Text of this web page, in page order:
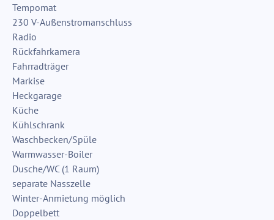
Tempomat
230 V-Außenstromanschluss
Radio
Rückfahrkamera
Fahrradträger
Markise
Heckgarage
Küche
Kühlschrank
Waschbecken/Spüle
Warmwasser-Boiler
Dusche/WC (1 Raum)
separate Nasszelle
Winter-Anmietung möglich
Doppelbett